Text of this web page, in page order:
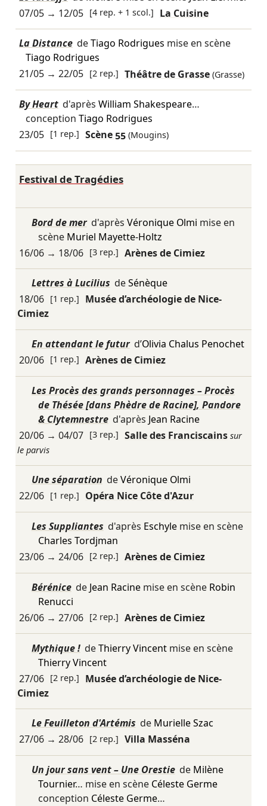
07/05→ 12/05 [4 rep. + 1 scol.] La Cuisine
La Distance deTiago Rodrigues mise en scène
Tiago Rodrigues
21/05→ 22/05 [2 rep.] Théâtre de Grasse (Grasse)
By Heart d'après William Shakespeare…
conception Tiago Rodrigues
23/05 [1 rep.] Scène 55 (Mougins)
Festival de Tragédies
Bord de mer d'après Véronique Olmi mise en
scène Muriel Mayette-Holtz
16/06→ 18/06 [3 rep.] Arènes de Cimiez
Lettres à Lucilius deSénèque
18/06 [1 rep.]
Musée d’archéologie de Nice-
Cimiez
En attendant le futur d’Olivia Chalus Penochet
20/06 [1 rep.] Arènes de Cimiez
Les Procès des grands personnages – Procès
de Thésée [dans Phèdre de Racine], Pandore
& Clytemnestre d'après Jean Racine
20/06→ 04/07 [3 rep.] Salle des Franciscains sur
le parvis
Une séparation deVéronique Olmi
22/06 [1 rep.] Opéra Nice Côte d'Azur
Les Suppliantes d'après Eschylemise en scène
Charles Tordjman
23/06→ 24/06 [2 rep.] Arènes de Cimiez
Bérénice de Jean Racinemise en scène Robin
Renucci
26/06→ 27/06 [2 rep.] Arènes de Cimiez
Mythique ! deThierry Vincentmise en scène
Thierry Vincent
27/06 [2 rep.]
Musée d’archéologie de Nice-
Cimiez
Le Feuilleton d'Artémis de Murielle Szac
27/06→ 28/06 [2 rep.] Villa Masséna
Un jour sans vent – Une Orestie de Milène
Tournier… mise en scène Céleste Germe
conception Céleste Germe…